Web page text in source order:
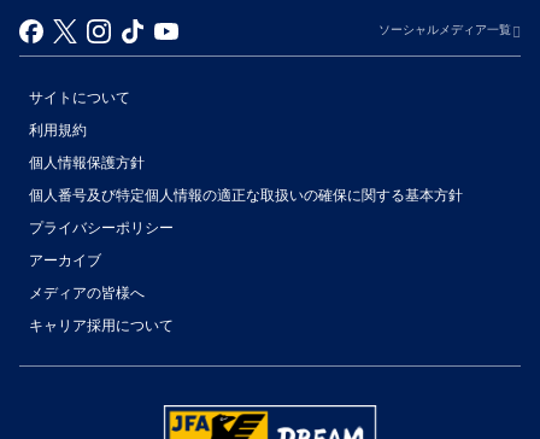
ソーシャルメディア一覧
サイトについて
利用規約
個人情報保護方針
個人番号及び特定個人情報の適正な取扱いの確保に関する基本方針
プライバシーポリシー
アーカイブ
メディアの皆様へ
キャリア採用について